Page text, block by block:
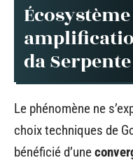
da Serpente
Le phénomène ne
choix techniques de
bénéficié d’une